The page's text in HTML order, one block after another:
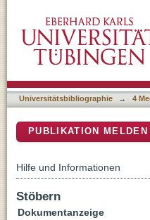
des Menschen
Universitätsbibliographie → 4
PUBLIKATION MELDEN
Hilfe und Informationen
Stöbern
Dokumentanzeige